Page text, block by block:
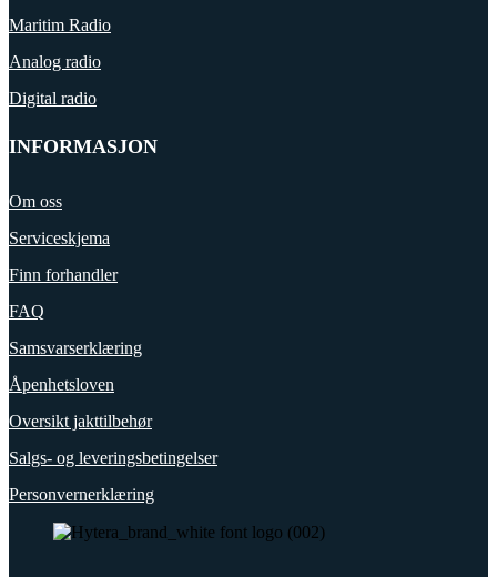
Maritim Radio
Analog radio
Digital radio
INFORMASJON
Om oss
Serviceskjema
Finn forhandler
FAQ
Samsvarserklæring
Åpenhetsloven
Oversikt jakttilbehør
Salgs- og leveringsbetingelser
Personvernerklæring